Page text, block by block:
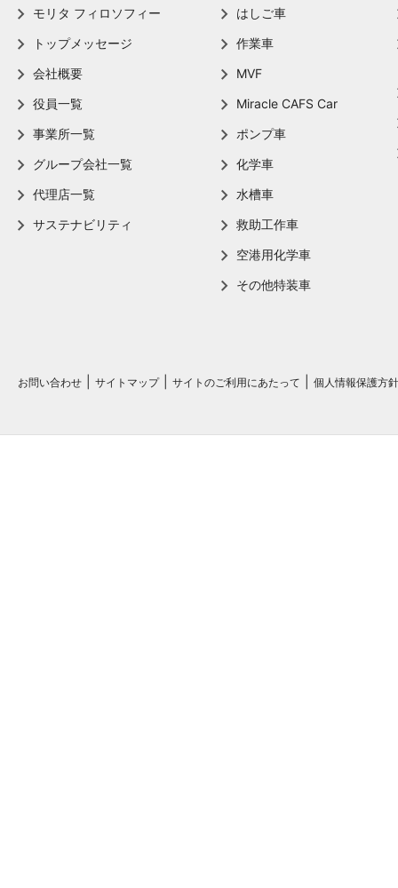
モリタ フィロソフィー
トップメッセージ
会社概要
役員一覧
事業所一覧
グループ会社一覧
代理店一覧
サステナビリティ
はしご車
作業車
MVF
Miracle CAFS Car
ポンプ車
化学車
水槽車
救助工作車
空港用化学車
その他特装車
お問い合わせ サイトマップ サイトのご利用にあたって 個人情報保護方針